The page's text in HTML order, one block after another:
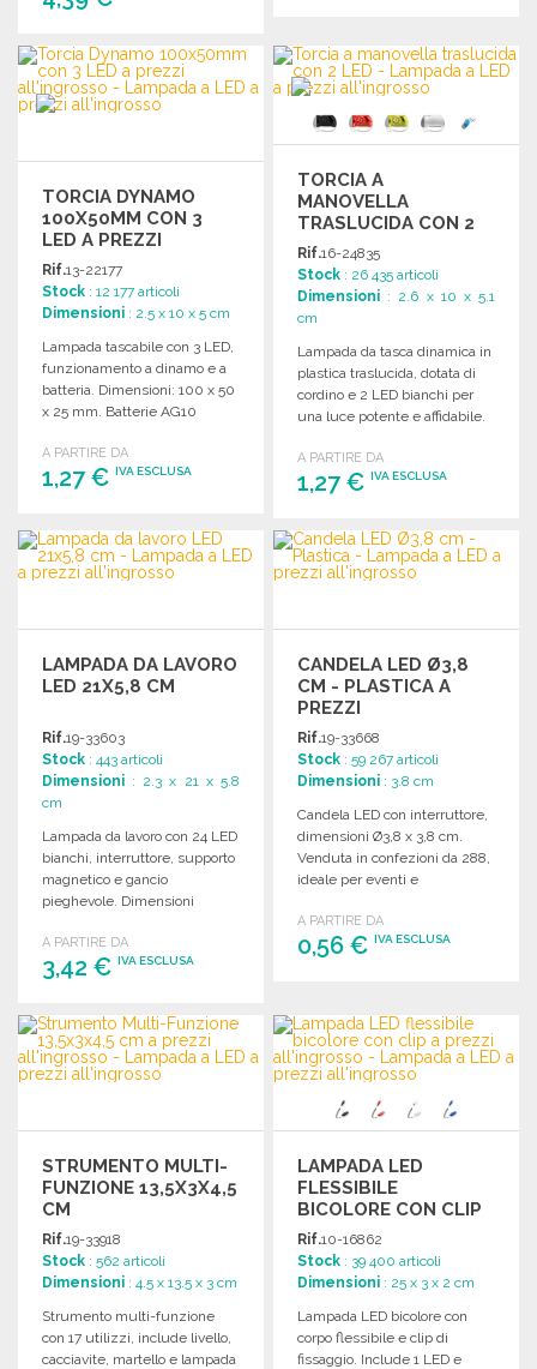
ORDINARE
Richiedi un preventivo
Richiedi un preventivo
TORCIA DYNAMO
100X50MM CON 3
LED A PREZZI
ALL'INGROSSO
Rif.13-22177
Stock : 12 177 articoli
Dimensioni : 2.5 x 10 x 5 cm
Lampada tascabile con 3 LED,
funzionamento a dinamo e a
batteria. Dimensioni: 100 x 50
x 25 mm. Batterie AG10
A PARTIRE DA
1,27 € IVA ESCLUSA
ORDINARE
Richiedi un preventivo
TORCIA A
MANOVELLA
TRASLUCIDA CON 2
LED A PREZZI
ALL'INGROSSO
Rif.16-24835
Stock : 26 435 articoli
Dimensioni : 2.6 x 10 x 5.1
cm
Lampada da tasca dinamica in
plastica traslucida, dotata di
cordino e 2 LED bianchi per
una luce potente e affidabile.
A PARTIRE DA
1,27 €IVA ESCLUSA
ORDINARE
Richiedi un preventivo
LAMPADA DA LAVORO
LED 21X5,8 CM
Rif.19-33603
Stock : 443 articoli
Dimensioni : 2.3 x 21 x 5.8
cm
Lampada da lavoro con 24 LED
bianchi, interruttore, supporto
magnetico e gancio
pieghevole. Dimensioni
A PARTIRE DA
3,42 € IVA ESCLUSA
ORDINARE
Richiedi un preventivo
CANDELA LED Ø3,8
CM - PLASTICA A
PREZZI
ALL'INGROSSO
Rif.19-33668
Stock : 59 267 articoli
Dimensioni : 3.8 cm
Candela LED con interruttore,
dimensioni Ø3,8 x 3,8 cm.
Venduta in confezioni da 288,
ideale per eventi e
A PARTIRE DA
0,56 €IVA ESCLUSA
Richiedi un preventivo
STRUMENTO MULTI-
FUNZIONE 13,5X3X4,5
CM
Rif.19-33918
Stock : 562 articoli
Dimensioni : 4.5 x 13.5 x 3 cm
Strumento multi-funzione
con 17 utilizzi, include livello,
cacciavite, martello e lampada
LAMPADA LED
FLESSIBILE
BICOLORE CON CLIP
A PREZZI
ALL'INGROSSO
Rif.10-16862
Stock : 39 400 articoli
Dimensioni : 25 x 3 x 2 cm
Lampada LED bicolore con
corpo flessibile e clip di
fissaggio. Include 1 LED e